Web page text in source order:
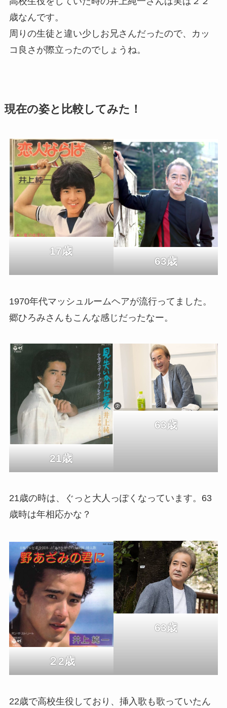
歳なんです。
周りの生徒と違い少しお兄さんだったので、カッ
コ良さが際立ったのでしょうね。
現在の姿と比較してみた！
17歳
63歳
1970年代マッシュルームヘアが流行ってました。
郷ひろみさんもこんな感じだったなー。
21歳
63歳
21歳の時は、ぐっと大人っぽくなっています。63
歳時は年相応かな？
２2歳
63歳
22歳で高校生役しており、挿入歌も歌っていたん